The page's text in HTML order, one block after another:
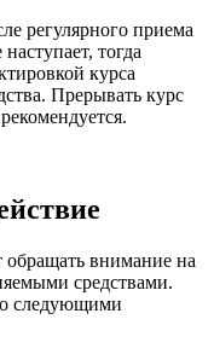
регулярного приема
тогда
курса
Прерывать курс
внимание на
средствами.
следующими